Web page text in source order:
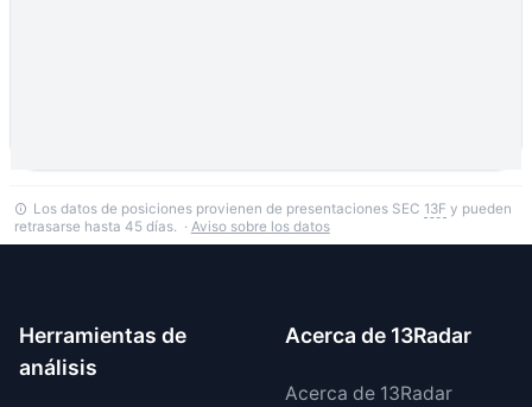
Los datos de posiciones provienen de presentaciones SEC 13F y pueden
retrasarse hasta 45 días. · Aviso sobre los datos
Herramientas de
análisis
Acerca de 13Radar
Acerca de 13Radar